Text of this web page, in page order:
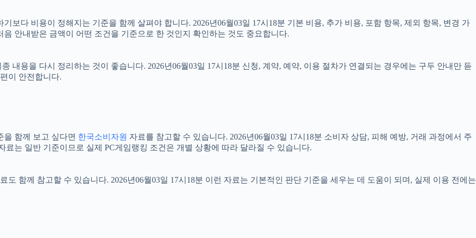
보다 비용이 정해지는 기준을 함께 살펴야 합니다. 2026년06월03일 17시18분 기본 비용, 추가 비용, 포함 항목, 제외 항목, 변경 가
안내받은 금액이 어떤 조건을 기준으로 한 것인지 확인하는 것도 중요합니다.
내용을 다시 정리하는 것이 좋습니다. 2026년06월03일 17시18분 신청, 계약, 예약, 이용 절차가 연결되는 경우에는 구두 안내만 듣
이 안전합니다.
을 함께 보고 싶다면 한국소비자원 자료를 참고할 수 있습니다. 2026년06월03일 17시18분 소비자 상담, 피해 예방, 거래 과정에서 주
는 일반 기준이므로 실제 PC게임랭킹 조건은 개별 상황에 따라 달라질 수 있습니다.
도 함께 참고할 수 있습니다. 2026년06월03일 17시18분 이런 자료는 기본적인 판단 기준을 세우는 데 도움이 되며, 실제 이용 전에는